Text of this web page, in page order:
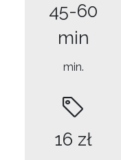
45-60
min
min.
16 zł